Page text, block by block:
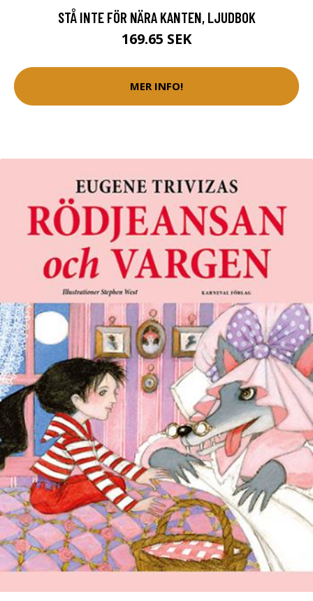
STÅ INTE FÖR NÄRA KANTEN, LJUDBOK
169.65 SEK
MER INFO!